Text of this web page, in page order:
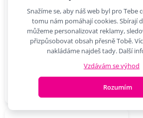
O Mlékovka porc. MÁK 0,24 l
Do košíku
Snažíme se, aby náš web byl pro Tebe
tomu nám pomáhají cookies. Sbírají
můžeme personalizovat reklamy,
přizpůsobovat obsah přesně Tobě.
nakládáme najdeš tady. Další
Vzdávám se výhod
Rozumím